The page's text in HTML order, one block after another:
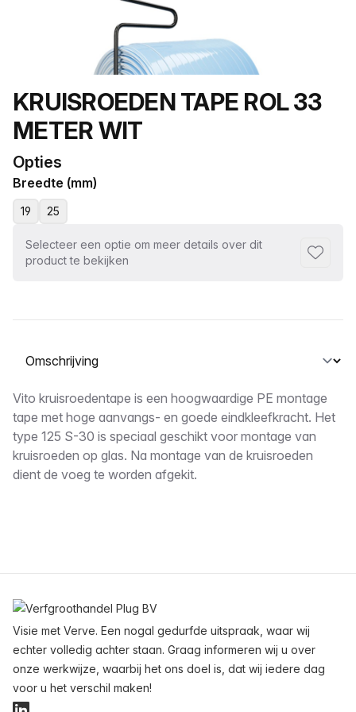
Productnaam
KRUISROEDEN TAPE ROL 33
METER WIT
Opties
Breedte (mm)
19 25
Selecteer een optie om meer details over dit
product te bekijken
Selecteer een tabblad
Omschrijving
Vito kruisroedentape is een hoogwaardige PE montage
tape met hoge aanvangs- en goede eindkleefkracht. Het
type 125 S-30 is speciaal geschikt voor montage van
kruisroeden op glas. Na montage van de kruisroeden
dient de voeg te worden afgekit.
Visie met Verve. Een nogal gedurfde uitspraak, waar wij
echter volledig achter staan. Graag informeren wij u over
onze werkwijze, waarbij het ons doel is, dat wij iedere dag
voor u het verschil maken!